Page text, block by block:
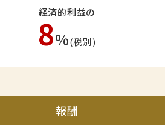
経済的利益の
8%(税別)
報酬